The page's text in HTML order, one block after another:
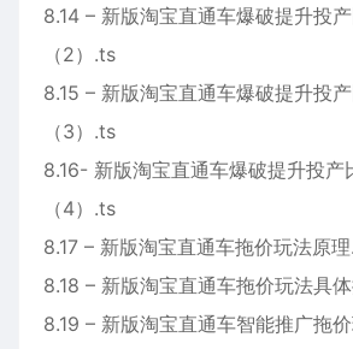
8.14 – 新版淘宝直通车爆破提升投
（2）.ts
8.15 – 新版淘宝直通车爆破提升投
（3）.ts
8.16- 新版淘宝直通车爆破提升投产
（4）.ts
8.17 – 新版淘宝直通车拖价玩法原
8.18 – 新版淘宝直通车拖价玩法具
8.19 – 新版淘宝直通车智能推广拖